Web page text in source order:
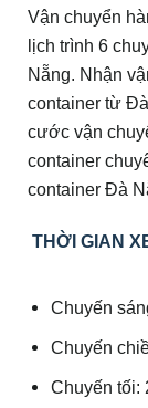
Vận chuyển
lịch trình 6
Nẵng. Nhận
container từ
cước vận
container
container Đà
THỜI GIAN
Chuyến
Chuyến
Chuyến tối: